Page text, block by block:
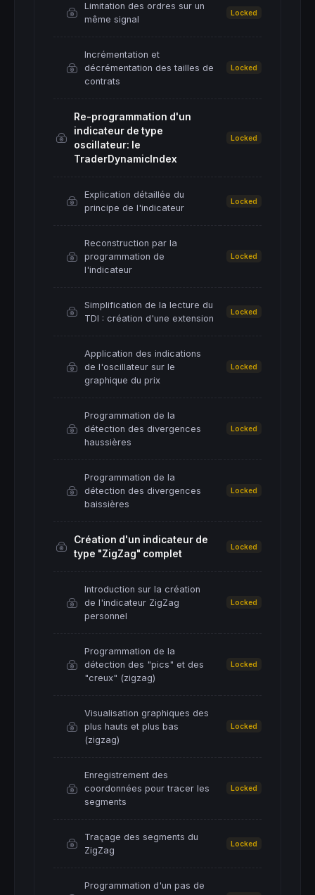
Limitation des ordres sur un
même signal
Locked
Incrémentation et
décrémentation des tailles de
contrats
Locked
Re-programmation d'un
indicateur de type
oscillateur: le
TraderDynamicIndex
Locked
Explication détaillée du
principe de l'indicateur
Locked
Reconstruction par la
programmation de
l'indicateur
Locked
Simplification de la lecture du
TDI : création d'une extension
Locked
Application des indications
de l'oscillateur sur le
graphique du prix
Locked
Programmation de la
détection des divergences
haussières
Locked
Programmation de la
détection des divergences
baissières
Locked
Création d'un indicateur de
type "ZigZag" complet
Locked
Introduction sur la création
de l'indicateur ZigZag
personnel
Locked
Programmation de la
détection des "pics" et des
"creux" (zigzag)
Locked
Visualisation graphiques des
plus hauts et plus bas
(zigzag)
Locked
Enregistrement des
coordonnées pour tracer les
segments
Locked
Traçage des segments du
ZigZag
Locked
Programmation d'un pas de